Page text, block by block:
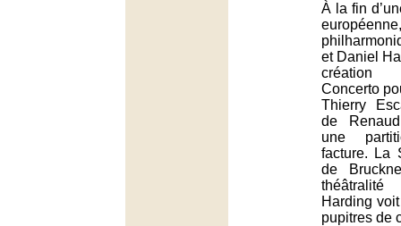
À la fin
et Daniel
création
Concerto
Thierry
de
une
facture. La
de
Harding
pupitres de